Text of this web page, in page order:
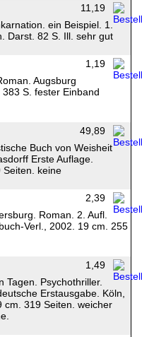
ein Beispiel. 1.
Darst. 82 S. Ill. sehr gut
11,19
Augsburg
S. fester Einband
1,19
Buch von Weisheit
Erste Auflage.
Seiten. keine
49,89
Roman. 2. Aufl.
Verl., 2002. 19 cm. 255
2,39
Tagen. Psychothriller.
Erstausgabe. Köln,
cm. 319 Seiten. weicher
1,49